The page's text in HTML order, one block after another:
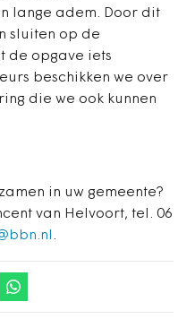
lange adem. Door dit
sluiten op de
de opgave iets
beschikken we over
die we ook kunnen
in uw gemeente?
van Helvoort, tel. 06
.